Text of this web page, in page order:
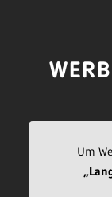
Um